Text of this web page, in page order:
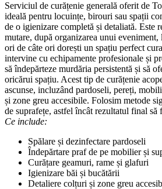
Serviciul de curățenie generală oferit de
ideală pentru locuințe, birouri sau spații
de o igienizare completă și detaliată. Este
mutare, după organizarea unui eveniment,
ori de câte ori dorești un spațiu perfect
intervine cu echipamente profesionale și
să îndepărteze murdăria persistentă și să
oricărui spațiu. Acest tip de curățenie
ascunse, incluzând pardoseli, pereți,
și zone greu accesibile. Folosim metode
de suprafețe, astfel încât rezultatul final să
Ce include:
Spălare și dezinfectare pardoseli
Îndepărtare praf de pe mobilier și
Curățare geamuri, rame și glafuri
Igienizare băi și bucătării
Detaliere colțuri și zone greu